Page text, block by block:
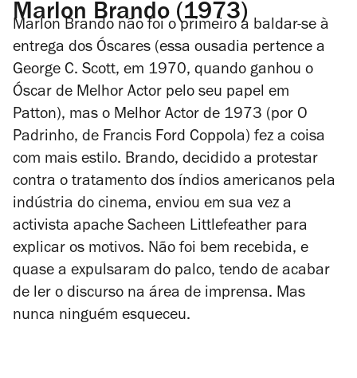
Marlon Brando (1973)
Marlon Brando não foi o primeiro a baldar-se à
entrega dos Óscares (essa ousadia pertence a
George C. Scott, em 1970, quando ganhou o
Óscar de Melhor Actor pelo seu papel em
Patton), mas o Melhor Actor de 1973 (por O
Padrinho, de Francis Ford Coppola) fez a coisa
com mais estilo. Brando, decidido a protestar
contra o tratamento dos índios americanos pela
indústria do cinema, enviou em sua vez a
activista apache Sacheen Littlefeather para
explicar os motivos. Não foi bem recebida, e
quase a expulsaram do palco, tendo de acabar
de ler o discurso na área de imprensa. Mas
nunca ninguém esqueceu.